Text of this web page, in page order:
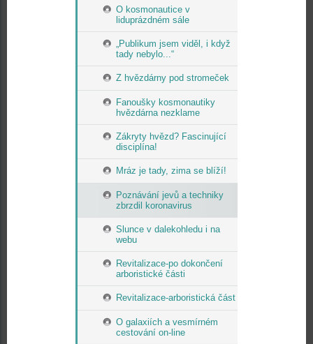
O kosmonautice v
liduprázdném sále
„Publikum jsem viděl, i když
tady nebylo...“
Z hvězdárny pod stromeček
Fanoušky kosmonautiky
hvězdárna nezklame
Zákryty hvězd? Fascinující
disciplína!
Mráz je tady, zima se blíží!
Poznávání jevů a techniky
zbrzdil koronavirus
Slunce v dalekohledu i na
webu
Revitalizace-po dokončení
arboristické části
Revitalizace-arboristická část
O galaxiích a vesmírném
cestování on-line